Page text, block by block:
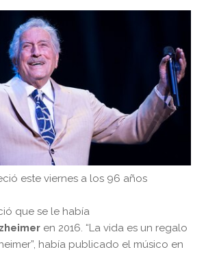
este viernes a los 96 años
que se le había
en 2016. “La vida es un regalo
había publicado el músico en